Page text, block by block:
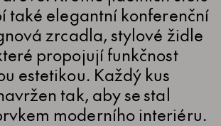
také elegantní konferenční
zrcadla, stylové židle
propojují funkčnost
estetikou. Každý kus
tak, aby se stal
moderního interiéru.